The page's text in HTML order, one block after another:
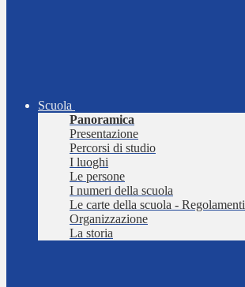
Scuola
Panoramica
Presentazione
Percorsi di studio
I luoghi
Le persone
I numeri della scuola
Le carte della scuola - Regolamenti
Organizzazione
La storia